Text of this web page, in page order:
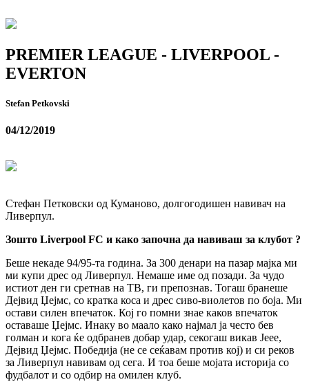
PREMIER LEAGUE - LIVERPOOL -
EVERTON
Stefan Petkovski
04/12/2019
Стефан Петковски од Куманово, долгогодишен навивач на
Ливерпул.
Зошто Liverpool FC и како започна да навиваш за клубот ?
Беше некаде 94/95-та година. За 300 денари на пазар мајка ми
ми купи дрес од Ливерпул. Немаше име од позади. За чудо
истиот ден ги сретнав на ТВ, ги препознав. Тогаш бранеше
Дејвид Џејмс, со кратка коса и дрес сиво-виолетов по боја. Ми
остави силен впечаток. Кој го помни знае каков впечаток
оставаше Џејмс. Инаку во маало како најмал ја често бев
голман и кога ќе одбранев добар удар, секогаш викав Јеее,
Дејвид Џејмс. Победија (не се сеќавам против кој) и си реков
за Ливерпул навивам од сега. И тоа беше мојата историја со
фудбалот и со одбир на омилен клуб.